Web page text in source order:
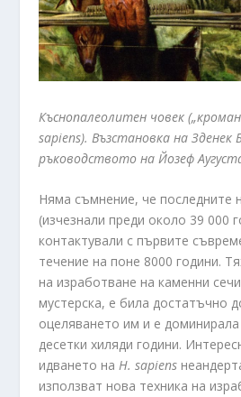
Къснопалеолитен човек
sapiens). Възстановка на Зденек
ръководството на Йозеф
Няма съмнение, че последните
(изчезнали преди около 39 000
контактували с първите
течение на поне 8000 години.
на изработване на каменни
мустерска, е била достатъчно
оцеляването им и е
десетки хиляди години.
идването на H. sapiens
използват нова техника на